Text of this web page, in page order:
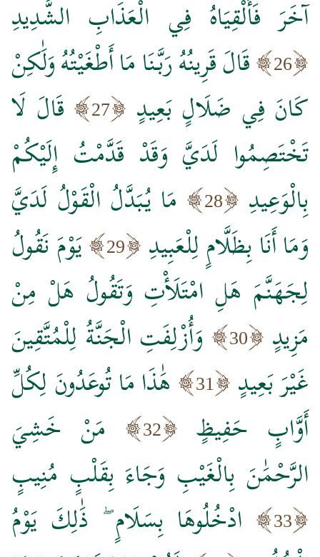
آخَرَ فَأَلْقِيَاهُ فِي الْعَذَابِ الشَّدِيدِ
26
قَالَ قَرِينُهُ رَبَّنَا مَا أَطْغَيْتُهُ وَلَٰكِنْ
كَانَ فِي ضَلَالٍ بَعِيدٍ
27
قَالَ لَا
تَخْتَصِمُوا لَدَيَّ وَقَدْ قَدَّمْتُ إِلَيْكُمْ
بِالْوَعِيدِ
28
مَا يُبَدَّلُ الْقَوْلُ لَدَيَّ
وَمَا أَنَا بِظَلَّامٍ لِلْعَبِيدِ
29
يَوْمَ نَقُولُ
لِجَهَنَّمَ هَلِ امْتَلَأْتِ وَتَقُولُ هَلْ مِنْ
مَزِيدٍ
30
وَأُزْلِفَتِ الْجَنَّةُ لِلْمُتَّقِينَ
غَيْرَ بَعِيدٍ
31
هَٰذَا مَا تُوعَدُونَ لِكُلِّ
أَوَّابٍ حَفِيظٍ
32
مَنْ خَشِيَ
الرَّحْمَٰنَ بِالْغَيْبِ وَجَاءَ بِقَلْبٍ مُنِيبٍ
33
ادْخُلُوهَا بِسَلَامٍ ۖ ذَٰلِكَ يَوْمُ